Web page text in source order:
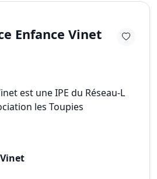
Enfance Vinet
est une IPE du Réseau-L
les Toupies